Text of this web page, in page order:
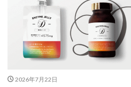
2026年7月22日